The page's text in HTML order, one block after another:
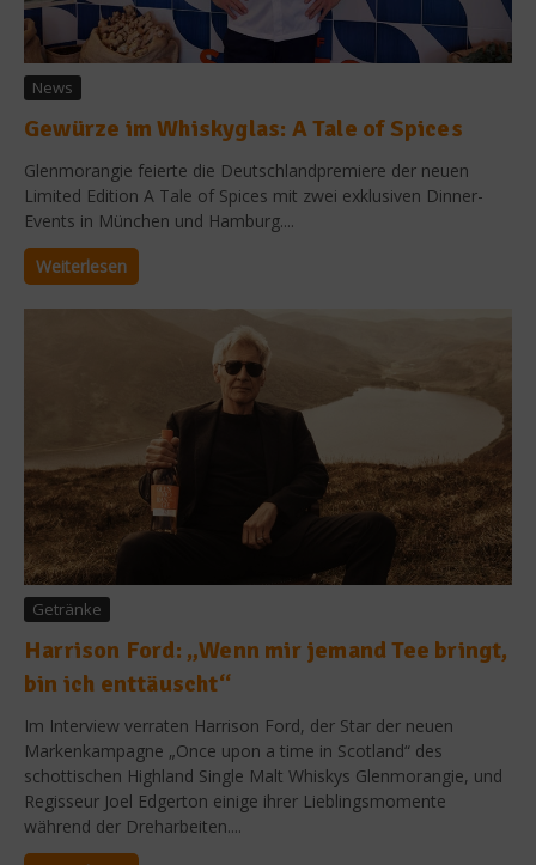
News
Gewürze im Whiskyglas: A Tale of Spices
Glenmorangie feierte die Deutschlandpremiere der neuen
Limited Edition A Tale of Spices mit zwei exklusiven Dinner-
Events in München und Hamburg....
Weiterlesen
Getränke
Harrison Ford: „Wenn mir jemand Tee bringt,
bin ich enttäuscht“
Im Interview verraten Harrison Ford, der Star der neuen
Markenkampagne „Once upon a time in Scotland“ des
schottischen Highland Single Malt Whiskys Glenmorangie, und
Regisseur Joel Edgerton einige ihrer Lieblingsmomente
während der Dreharbeiten....